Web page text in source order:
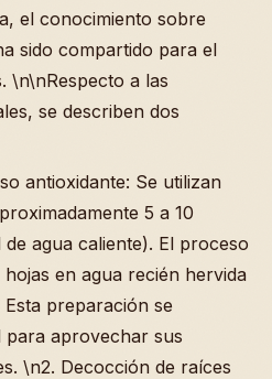
el conocimiento sobre
sido compartido para el
\n\nRespecto a las
se describen dos
antioxidante: Se utilizan
5 a 10
agua caliente). El proceso
en agua recién hervida
preparación se
aprovechar sus
\n2. Decocción de raíces